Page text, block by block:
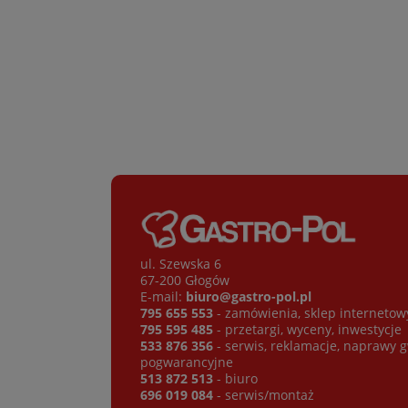
ul. Szewska 6
67-200 Głogów
E-mail: biuro@gastro-pol.pl
795 655 553 - zamówienia, sklep
795 595 485 - przetargi, wyceny, inwestycje
533 876 356 - serwis, reklamacje, naprawy
pogwarancyjne
513 872 513 - biuro
696 019 084 - serwis/montaż